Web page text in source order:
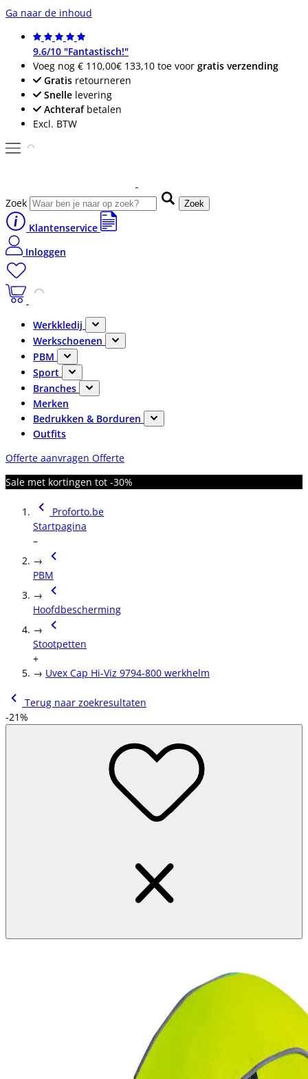
Ga naar de inhoud
9.6/10 "Fantastisch!"
Voeg nog € 110,00€ 133,10 toe voor gratis verzending
Gratis retourneren
Snelle levering
Achterafbetalen
Excl. BTW
Zoek Zoek
Klantenservice
Inloggen
Werkkledij
Werkschoenen
PBM
Sport
Branches
Merken
Bedrukken & Borduren
Outfits
Offerte aanvragen Offerte
Sale met kortingen tot -30%
Proforto.be
Startpagina
–
→
PBM
→
Hoofdbescherming
→
Stootpetten
+
→ Uvex Cap Hi-Viz 9794-800 werkhelm
Terug naar zoekresultaten
-21%